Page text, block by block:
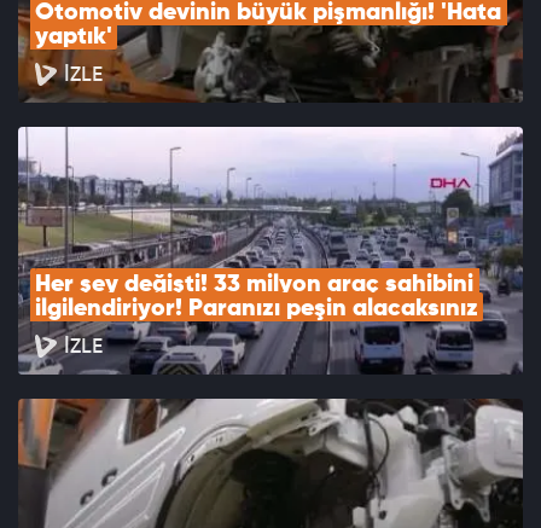
Otomotiv devinin büyük pişmanlığı! 'Hata
yaptık'
İZLE
Her şey değişti! 33 milyon araç sahibini
ilgilendiriyor! Paranızı peşin alacaksınız
İZLE